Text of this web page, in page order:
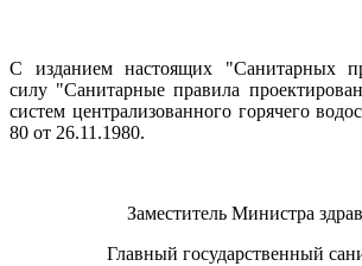
С изданием настоящих "Санитарных
силу "Санитарные правила
систем централизованного горячего
80 от 26.11.1980.
Заместитель Министра
Главный государственный